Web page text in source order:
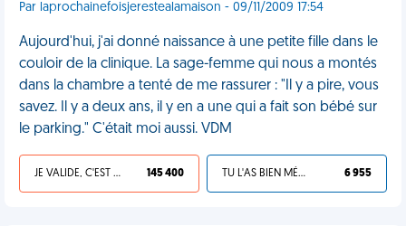
Par laprochainefoisjerestealamaison - 09/11/2009 17:54
Aujourd'hui, j'ai donné naissance à une petite fille dans le
couloir de la clinique. La sage-femme qui nous a montés
dans la chambre a tenté de me rassurer : "Il y a pire, vous
savez. Il y a deux ans, il y en a une qui a fait son bébé sur
le parking." C'était moi aussi. VDM
JE VALIDE, C'EST UNE VDM 145 400 TU L'AS BIEN MÉRITÉ 6 955